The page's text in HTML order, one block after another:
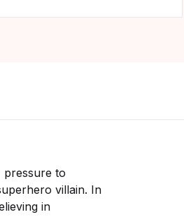
pressure to
villain. In
in